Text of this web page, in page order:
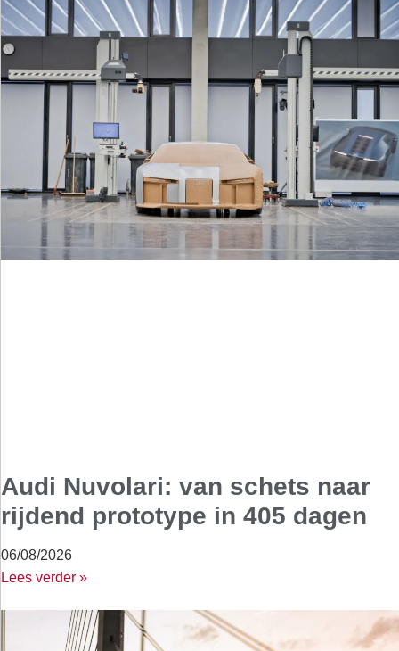
Audi Nuvolari: van schets naar
rijdend prototype in 405 dagen
06/08/2026
Lees verder »